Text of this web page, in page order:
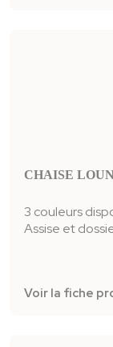
CHAISE
3 couleurs
Assise et
Voir la fiche